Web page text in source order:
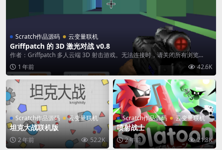
Scratch作品源码 云变量联机
Griffpatch 的 3D 激光对战 v0.8
作者：Griffpatch 多人云端 3D 射击游戏。无法连接时，请关闭所有浏览...
1 年前
42.6K
Scratch作品源码 云变量联机
坦克大战联机版
2 年前 52.2K
Scratch作品源码 云变量联机
喷射战士
2 年前 21.8K